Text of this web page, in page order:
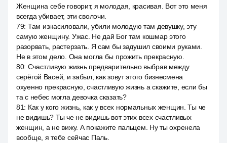
Женщина себе говорит, я молодая, красивая. Вот это меня
всегда убивает, эти сволочи.
79: Там изнасиловали, убили молодую там девушку, эту
самую женщину. Ужас. Не дай Бог там кошмар этого
разорвать, растерзать. Я сам бы задушил своими руками.
Не в этом дело. Она могла бы прожить прекрасную.
80: Счастливую жизнь предварительно выбрав между
серёгой Васей, и забыл, как зовут этого бизнесмена
охуенно прекрасную, счастливую жизнь а скажите, если бы
та с небес могла девочка сказать?
81: Как у кого жизнь, как у всех нормальных женщин. Ты че
не видишь? Ты че не видишь вот этих всех счастливых
женщин, а не вижу. А покажите пальцем. Ну ты охренела
вообще, я тебе сейчас Паль.